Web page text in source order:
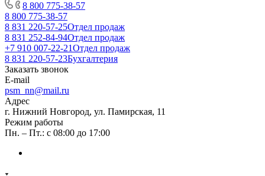
8 800 775-38-57
8 800 775-38-57
8 831 220-57-25Отдел продаж
8 831 252-84-94Отдел продаж
+7 910 007-22-21Отдел продаж
8 831 220-57-23Бухгалтерия
Заказать звонок
E-mail
psm_nn@mail.ru
Адрес
г. Нижний Новгород, ул. Памирская, 11
Режим работы
Пн. – Пт.: с 08:00 до 17:00